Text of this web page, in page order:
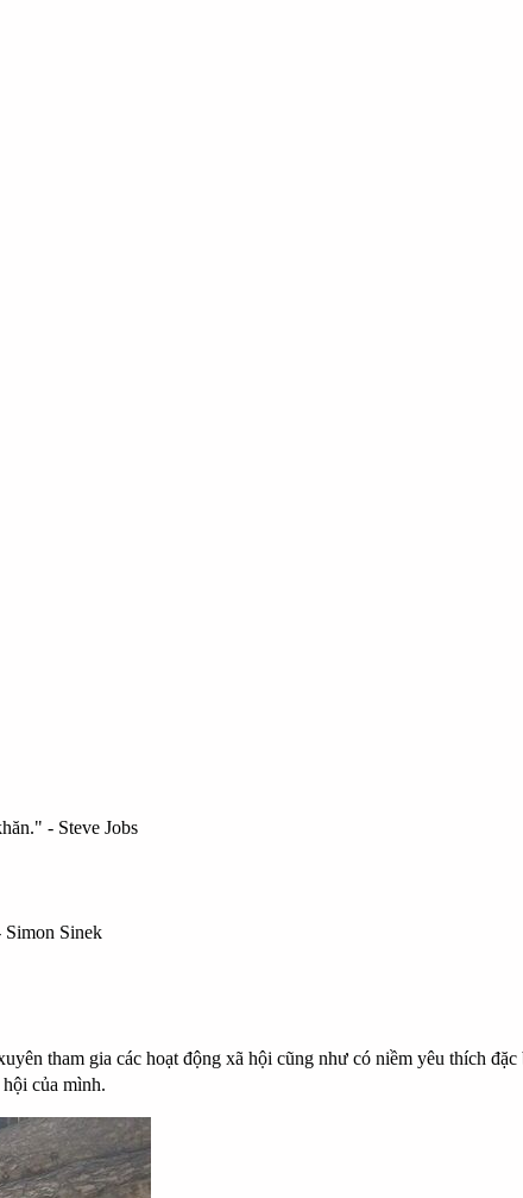
- Steve Jobs
Simon Sinek
tham gia các hoạt động xã hội cũng như có niềm yêu thích đặc
của mình.